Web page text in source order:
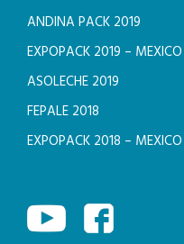
ANDINA PACK 2019
EXPOPACK 2019 – MEXICO
ASOLECHE 2019
FEPALE 2018
EXPOPACK 2018 – MEXICO